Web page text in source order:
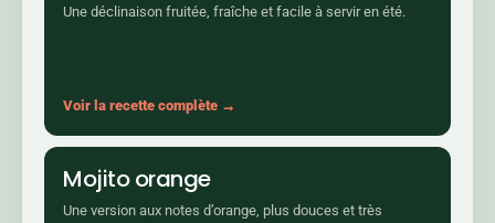
Une déclinaison fruitée, fraîche et facile à servir en été.
Voir la recette complète →
Mojito orange
Une version aux notes d’orange, plus douces et très